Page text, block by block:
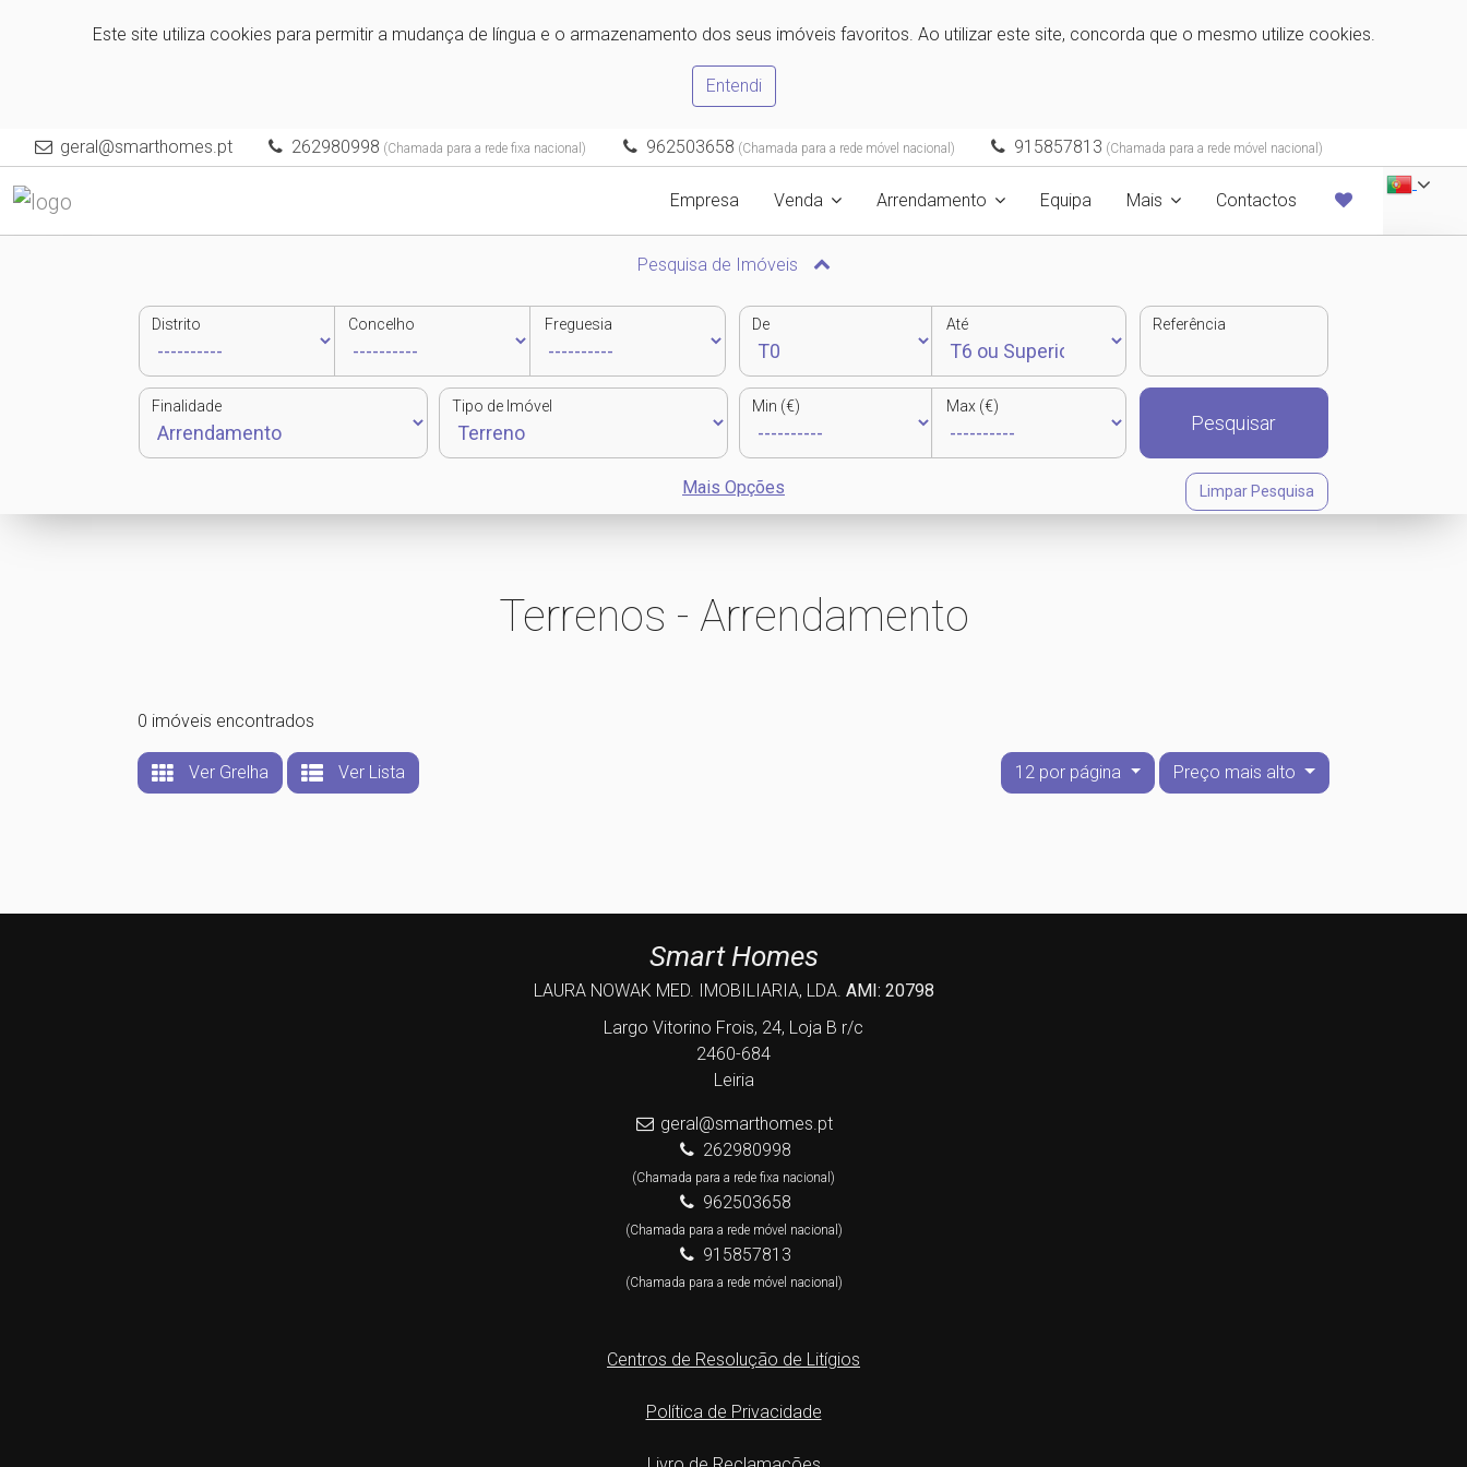
Este site utiliza cookies para permitir a mudança de língua e o armazenamento dos seus imóveis favoritos. Ao utilizar este site, concorda que o mesmo utilize cookies.
Entendi
geral@smarthomes.pt 262980998 (Chamada para a rede fixa nacional) 962503658 (Chamada para a rede móvel nacional) 915857813 (Chamada para a rede móvel nacional)
Empresa Venda Arrendamento Equipa Mais Contactos
Pesquisa de Imóveis
Distrito Concelho Freguesia De Até Referência
Finalidade Tipo de Imóvel Min (€) Max (€)
Pesquisar
Mais Opções Limpar Pesquisa
Terrenos - Arrendamento
0 imóveis encontrados
Ver Grelha Ver Lista 12 por página Preço mais alto
Smart Homes
LAURA NOWAK MED. IMOBILIARIA, LDA. AMI: 20798
Largo Vitorino Frois, 24, Loja B r/c
2460-684
Leiria
geral@smarthomes.pt
262980998
(Chamada para a rede fixa nacional)
962503658
(Chamada para a rede móvel nacional)
915857813
(Chamada para a rede móvel nacional)
Centros de Resolução de Litígios
Política de Privacidade